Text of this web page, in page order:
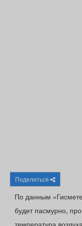
Поделиться
По данным
будет пасмурно,